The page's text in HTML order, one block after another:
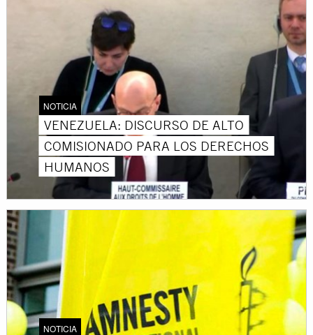
NOTICIA
VENEZUELA: DISCURSO DE ALTO
COMISIONADO PARA LOS DERECHOS
HUMANOS
NOTICIA